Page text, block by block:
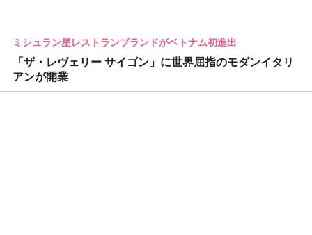
ミシュラン星レストランブランドがベトナム初進出
「ザ・レヴェリー サイゴン」に世界屈指のモダンイタリ
アンが開業